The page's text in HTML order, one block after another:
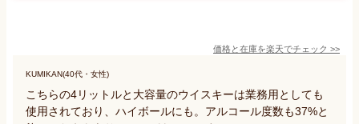
価格と在庫を楽天でチェック >>
KUMIKAN(40代・女性)
こちらの4リットルと大容量のウイスキーは業務用としても
使用されており、ハイボールにも。アルコール度数も37%と